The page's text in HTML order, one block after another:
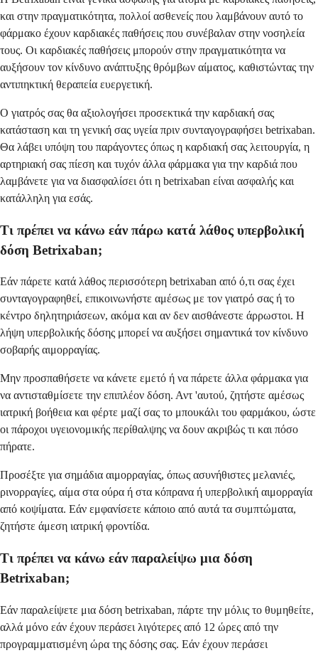
και στην πραγματικότητα, πολλοί ασθενείς που λαμβάνουν αυτό το
φάρμακο έχουν καρδιακές παθήσεις που συνέβαλαν στην νοσηλεία
τους. Οι καρδιακές παθήσεις μπορούν στην πραγματικότητα να
αυξήσουν τον κίνδυνο ανάπτυξης θρόμβων αίματος, καθιστώντας την
αντιπηκτική θεραπεία ευεργετική.
Ο γιατρός σας θα αξιολογήσει προσεκτικά την καρδιακή σας
κατάσταση και τη γενική σας υγεία πριν συνταγογραφήσει betrixaban.
Θα λάβει υπόψη του παράγοντες όπως η καρδιακή σας λειτουργία, η
αρτηριακή σας πίεση και τυχόν άλλα φάρμακα για την καρδιά που
λαμβάνετε για να διασφαλίσει ότι η betrixaban είναι ασφαλής και
κατάλληλη για εσάς.
Τι πρέπει να κάνω εάν πάρω κατά λάθος υπερβολική
δόση Betrixaban;
Εάν πάρετε κατά λάθος περισσότερη betrixaban από ό,τι σας έχει
συνταγογραφηθεί, επικοινωνήστε αμέσως με τον γιατρό σας ή το
κέντρο δηλητηριάσεων, ακόμα και αν δεν αισθάνεστε άρρωστοι. Η
λήψη υπερβολικής δόσης μπορεί να αυξήσει σημαντικά τον κίνδυνο
σοβαρής αιμορραγίας.
Μην προσπαθήσετε να κάνετε εμετό ή να πάρετε άλλα φάρμακα για
να αντισταθμίσετε την επιπλέον δόση. Αντ 'αυτού, ζητήστε αμέσως
ιατρική βοήθεια και φέρτε μαζί σας το μπουκάλι του φαρμάκου, ώστε
οι πάροχοι υγειονομικής περίθαλψης να δουν ακριβώς τι και πόσο
πήρατε.
Προσέξτε για σημάδια αιμορραγίας, όπως ασυνήθιστες μελανιές,
ρινορραγίες, αίμα στα ούρα ή στα κόπρανα ή υπερβολική αιμορραγία
από κοψίματα. Εάν εμφανίσετε κάποιο από αυτά τα συμπτώματα,
ζητήστε άμεση ιατρική φροντίδα.
Τι πρέπει να κάνω εάν παραλείψω μια δόση
Betrixaban;
Εάν παραλείψετε μια δόση betrixaban, πάρτε την μόλις το θυμηθείτε,
αλλά μόνο εάν έχουν περάσει λιγότερες από 12 ώρες από την
προγραμματισμένη ώρα της δόσης σας. Εάν έχουν περάσει